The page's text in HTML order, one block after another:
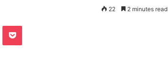
22 2 minutes read